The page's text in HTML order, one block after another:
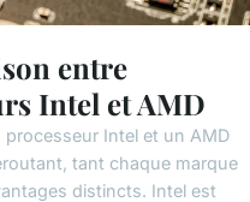
entre
Intel et AMD
processeur Intel et un AMD
tant chaque marque
distincts. Intel est